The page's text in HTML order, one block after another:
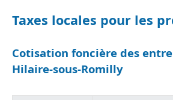
Taxes locales pour les
Cotisation foncière des
Hilaire-sous-Romilly